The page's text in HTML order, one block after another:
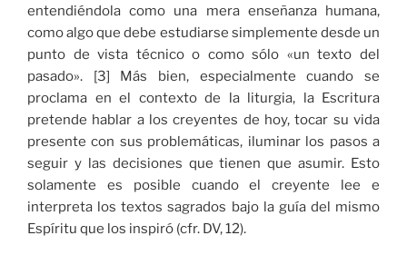
entendiéndola como una mera enseñanza humana,
como algo que debe estudiarse simplemente desde un
punto de vista técnico o como sólo «un texto del
pasado». [3] Más bien, especialmente cuando se
proclama en el contexto de la liturgia, la Escritura
pretende hablar a los creyentes de hoy, tocar su vida
presente con sus problemáticas, iluminar los pasos a
seguir y las decisiones que tienen que asumir. Esto
solamente es posible cuando el creyente lee e
interpreta los textos sagrados bajo la guía del mismo
Espíritu que los inspiró (cfr. DV, 12).